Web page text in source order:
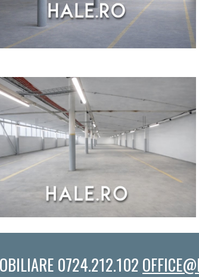
0724.212.102